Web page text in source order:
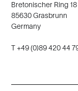
‍Bretonischer Ring 18
85630 Grasbrunn
Germany
T +49 (0)89 420 44